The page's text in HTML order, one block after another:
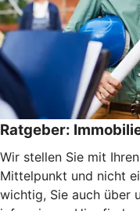
Ratgeber:
Wir stellen Sie mit
Mittelpunkt und nicht
wichtig, Sie auch über